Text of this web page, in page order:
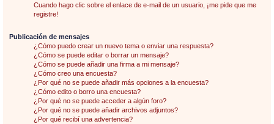
Cuando hago clic sobre el enlace de e-mail de un usuario, ¡me pide que me
registre!
Publicación de mensajes
¿Cómo puedo crear un nuevo tema o enviar una respuesta?
¿Cómo se puede editar o borrar un mensaje?
¿Cómo se puede añadir una firma a mi mensaje?
¿Cómo creo una encuesta?
¿Por qué no se puede añadir más opciones a la encuesta?
¿Cómo edito o borro una encuesta?
¿Por qué no se puede acceder a algún foro?
¿Por qué no se puede añadir archivos adjuntos?
¿Por qué recibí una advertencia?